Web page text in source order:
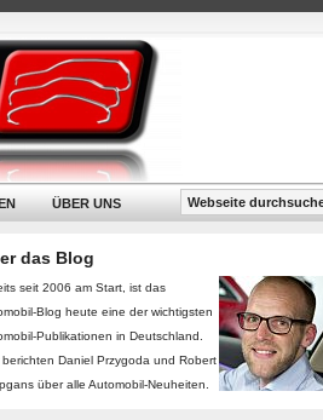
ÜBER UNS
das Blog
seit 2006 am Start, ist das
Blog heute eine der wichtigsten
Publikationen in Deutschland.
berichten Daniel Przygoda und Robert
über alle Automobil-Neuheiten.